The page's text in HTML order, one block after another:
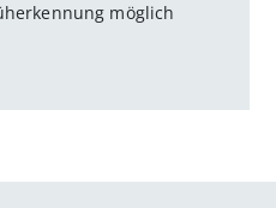
möglich